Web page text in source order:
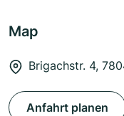
Map
Brigachstr. 4,
Anfahrt planen